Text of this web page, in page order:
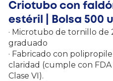
Criotubo con
estéril | Bolsa 500
· Microtubo de tornillo de
graduado
· Fabricado con
claridad (cumple con FDA
Clase VI).